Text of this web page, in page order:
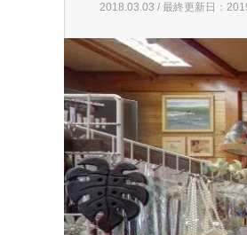
2018.03.03 / 最終更新日：